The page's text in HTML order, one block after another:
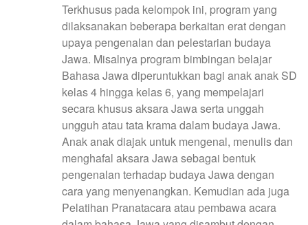
Terkhusus pada kelompok ini, program yang
dilaksanakan beberapa berkaitan erat dengan
upaya pengenalan dan pelestarian budaya
Jawa. Misalnya program bimbingan belajar
Bahasa Jawa diperuntukkan bagi anak anak SD
kelas 4 hingga kelas 6, yang mempelajari
secara khusus aksara Jawa serta unggah
ungguh atau tata krama dalam budaya Jawa.
Anak anak diajak untuk mengenal, menulis dan
menghafal aksara Jawa sebagai bentuk
pengenalan terhadap budaya Jawa dengan
cara yang menyenangkan. Kemudian ada juga
Pelatihan Pranatacara atau pembawa acara